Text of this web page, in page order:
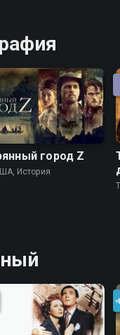
город Z
История